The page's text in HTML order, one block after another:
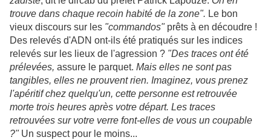
trouve dans chaque recoin habité de la zone". Le bon
vieux discours sur les "commandos"prêts à en découdre !
Des relevés d'ADN ont-ils été pratiqués sur les indices
relevés sur les lieux de l'agression ? "Des traces ont été
prélevées, assure le parquet. Mais elles ne sont pas
tangibles, elles ne prouvent rien. Imaginez, vous prenez
l'apéritif chez quelqu'un, cette personne est retrouvée
morte trois heures après votre départ. Les traces
retrouvées sur votre verre font-elles de vous un coupable
?"Un suspect pour le moins...